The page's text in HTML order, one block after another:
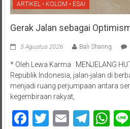
ARTIKEL • KOLOM • ESAI
Gerak Jalan sebagai
5 Agustus 2026 Bali Sharing
* Oleh Lewa Karma MENJELANG
Republik Indonesia, jalan-jalan di
menjadi ruang perjumpaan antara
kegembiraan rakyat,
Facebook
Twitter
Email